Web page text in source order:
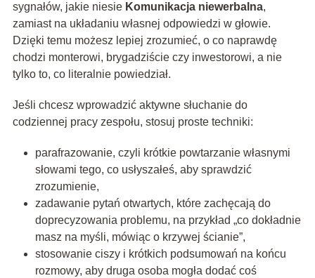
sygnałów, jakie niesie Komunikacja niewerbalna,
zamiast na układaniu własnej odpowiedzi w głowie.
Dzięki temu możesz lepiej zrozumieć, o co naprawdę
chodzi monterowi, brygadziście czy inwestorowi, a nie
tylko to, co literalnie powiedział.
Jeśli chcesz wprowadzić aktywne słuchanie do
codziennej pracy zespołu, stosuj proste techniki:
parafrazowanie, czyli krótkie powtarzanie własnymi
słowami tego, co usłyszałeś, aby sprawdzić
zrozumienie,
zadawanie pytań otwartych, które zachęcają do
doprecyzowania problemu, na przykład „co dokładnie
masz na myśli, mówiąc o krzywej ścianie”,
stosowanie ciszy i krótkich podsumowań na końcu
rozmowy, aby druga osoba mogła dodać coś